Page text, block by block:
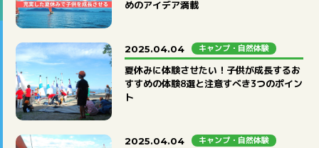
プログラミング教育
子育て 自然学校
タグ
#習い事 #子育てデータ
#お悩み
#自然体験
#入学前準備
めのアイデア満載
2025.04.04 キャンプ・自然体験
夏休みに体験させたい！子供が成長するお
すすめの体験8選と注意すべき3つのポイン
ト
2025.04.04 キャンプ・自然体験